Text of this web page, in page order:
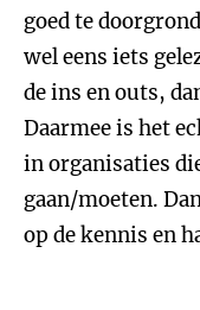
goed te
wel eens iets
de ins en outs,
Daarmee is het
in organisaties
gaan/moeten.
op de kennis en